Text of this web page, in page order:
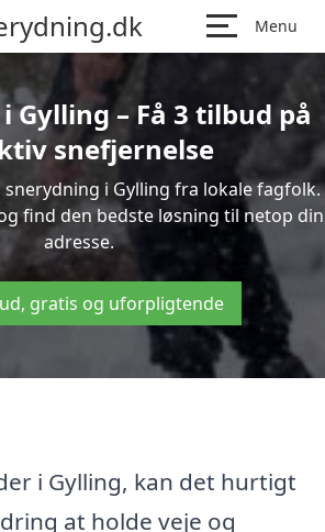
Menu
Gylling – Få 3 tilbud på
snefjernelse
snerydning i Gylling fra lokale fagfolk.
find den bedste løsning til netop din
adresse.
gratis og uforpligtende
i Gylling, kan det hurtigt
at holde veje og